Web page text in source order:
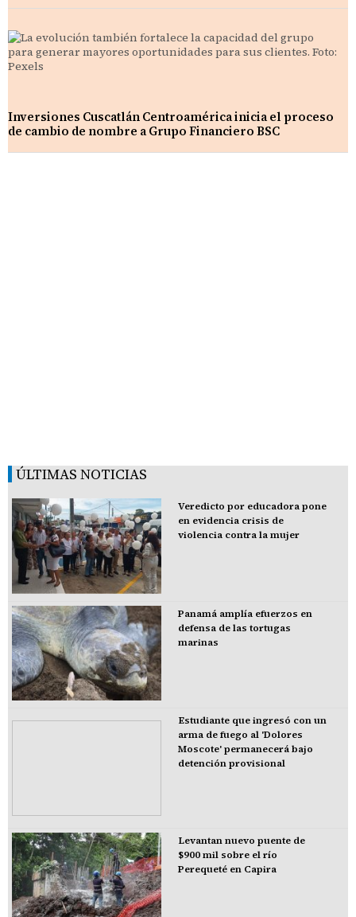
Inversiones Cuscatlán Centroamérica inicia el proceso
de cambio de nombre a Grupo Financiero BSC
ÚLTIMAS NOTICIAS
Veredicto por educadora pone
en evidencia crisis de
violencia contra la mujer
Panamá amplía efuerzos en
defensa de las tortugas
marinas
Estudiante que ingresó con un
arma de fuego al 'Dolores
Moscote' permanecerá bajo
detención provisional
Levantan nuevo puente de
$900 mil sobre el río
Perequeté en Capira